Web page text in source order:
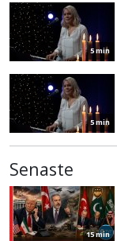
5 min
5 min
Senaste
15 min